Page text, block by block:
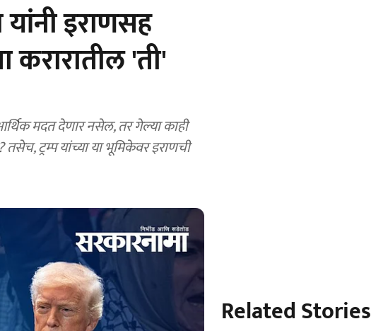
इराणसह
करारातील 'ती'
मदत देणार नसेल, तर गेल्या काही
ट्रम्प यांच्या या भूमिकेवर इराणची
Related Stories